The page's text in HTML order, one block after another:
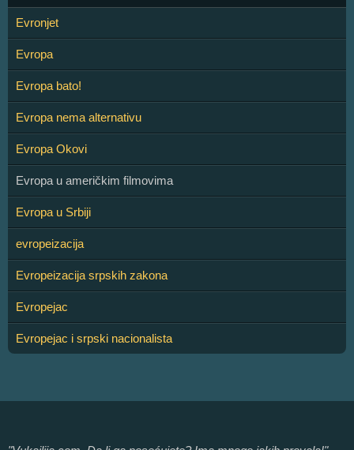
Evronjet
Evropa
Evropa bato!
Evropa nema alternativu
Evropa Okovi
Evropa u američkim filmovima
Evropa u Srbiji
evropeizacija
Evropeizacija srpskih zakona
Evropejac
Evropejac i srpski nacionalista